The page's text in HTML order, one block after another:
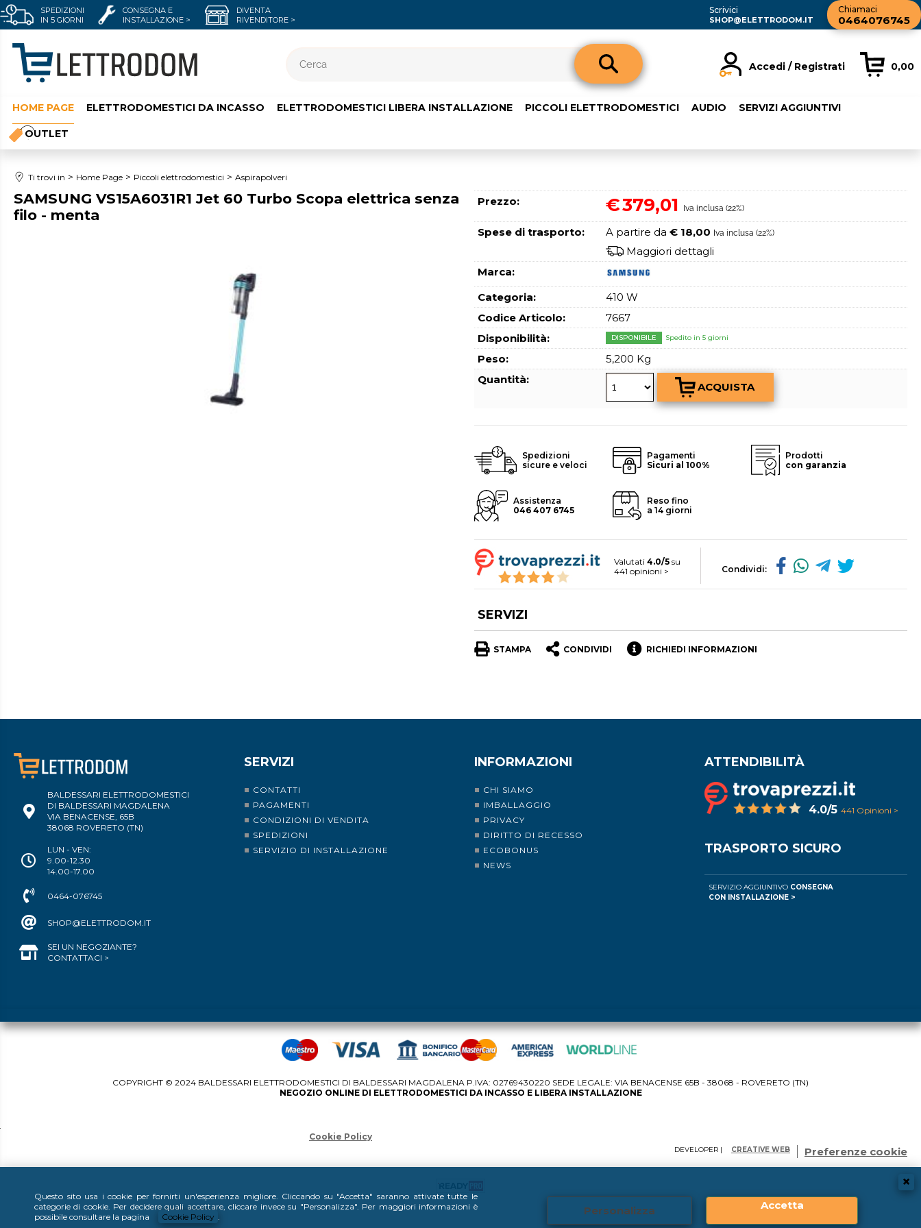
Questo sito usa i cookie per fornirti un'esperienza migliore. Cliccando su "Accetta" saranno attivate tutte le
categorie di cookie. Per decidere quali accettare, cliccare invece su "Personalizza". Per maggiori informazioni è
possibile consultare la pagina
Cookie Policy . Personalizza Accetta
SPEDIZIONI
IN 5 GIORNI
CONSEGNA E
INSTALLAZIONE >
DIVENTA
RIVENDITORE >
Scrivici
SHOP@ELETTRODOM.IT
Chiamaci
0464076745
Accedi / Registrati
clicca sul pulsante "Accedi"
Password:
Hai perso la password?
"Registrati"
0,00
HOME PAGE ELETTRODOMESTICI DA INCASSO ELETTRODOMESTICI LIBERA INSTALLAZIONE PICCOLI ELETTRODOMESTICI AUDIO SERVIZI AGGIUNTIVI
OUTLET
Ti trovi in Home Page Piccoli elettrodomestici Aspirapolveri
SAMSUNG VS15A6031R1 Jet 60 Turbo Scopa elettrica senza
filo - menta
Prezzo: €379,01 Iva inclusa (22%)
Spese di trasporto: A partire da € 18,00 Iva inclusa (22%)
Maggiori dettagli
Marca:
Categoria:
410 W
Codice Articolo:
7667
Disponibilità:
DISPONIBILE Spedito in 5 giorni
Peso:
5,200 Kg
Quantità:
Spedizioni
sicure e veloci
Pagamenti
Sicuri al 100%
Prodotti
con garanzia
Assistenza
046 407 6745
Reso fino
a 14 giorni
Valutati 4.0/5 su
441 opinioni >
Condividi:
SERVIZI
STAMPA CONDIVIDI RICHIEDI INFORMAZIONI
BALDESSARI ELETTRODOMESTICI
DI BALDESSARI MAGDALENA
VIA BENACENSE, 65B
38068 ROVERETO (TN)
LUN - VEN:
9.00-12.30
14.00-17.00
0464-076745
SHOP@ELETTRODOM.IT
SEI UN NEGOZIANTE?
CONTATTACI >
SERVIZI
CONTATTI
PAGAMENTI
CONDIZIONI DI VENDITA
SPEDIZIONI
SERVIZIO DI INSTALLAZIONE
INFORMAZIONI
CHI SIAMO
IMBALLAGGIO
PRIVACY
DIRITTO DI RECESSO
ECOBONUS
NEWS
ATTENDIBILITÀ
4.0/5 441 Opinioni >
TRASPORTO SICURO
SERVIZIO AGGIUNTIVO CONSEGNA
CON INSTALLAZIONE >
COPYRIGHT © 2024 BALDESSARI ELETTRODOMESTICI DI BALDESSARI MAGDALENA P.IVA: 02769430220 SEDE LEGALE: VIA BENACENSE 65B - 38068 - ROVERETO (TN)
NEGOZIO ONLINE DI ELETTRODOMESTICI DA INCASSO E LIBERA INSTALLAZIONE
Cookie Policy
DEVELOPER | CREATIVE WEB Preferenze cookie